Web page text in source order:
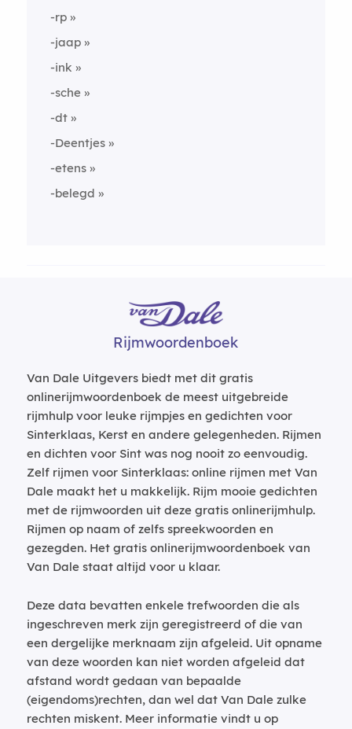
-rp
-jaap
-ink
-sche
-dt
-Deentjes
-etens
-belegd
Rijmwoordenboek
Van Dale Uitgevers biedt met dit gratis
onlinerijmwoordenboek de meest uitgebreide
rijmhulp voor leuke rijmpjes en gedichten voor
Sinterklaas, Kerst en andere gelegenheden. Rijmen
en dichten voor Sint was nog nooit zo eenvoudig.
Zelf rijmen voor Sinterklaas: online rijmen met Van
Dale maakt het u makkelijk. Rijm mooie gedichten
met de rijmwoorden uit deze gratis onlinerijmhulp.
Rijmen op naam of zelfs spreekwoorden en
gezegden. Het gratis onlinerijmwoordenboek van
Van Dale staat altijd voor u klaar.
Deze data bevatten enkele trefwoorden die als
ingeschreven merk zijn geregistreerd of die van
een dergelijke merknaam zijn afgeleid. Uit opname
van deze woorden kan niet worden afgeleid dat
afstand wordt gedaan van bepaalde
(eigendoms)rechten, dan wel dat Van Dale zulke
rechten miskent. Meer informatie vindt u op